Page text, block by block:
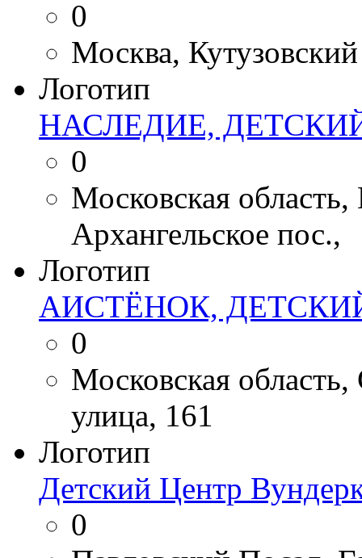
0
Москва,
Логотип
НАСЛЕДИЕ,
0
Московская
Архангельское пос.,
Логотип
АИСТЁНОК,
0
Московская
улица, 161
Логотип
Детский Центр
0